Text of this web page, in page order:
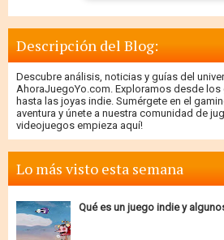
Descripción del Blog:
Descubre análisis, noticias y guías del
AhoraJuegoYo.com. Exploramos desde
hasta las joyas indie. Sumérgete en el
aventura y únete a nuestra comunidad de
videojuegos empieza aquí!
Lo más visto esta semana
Qué es un juego indie y